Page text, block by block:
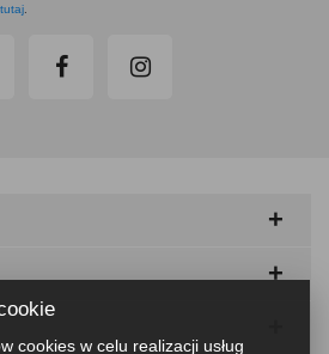
tutaj
cookies w celu realizacji usług